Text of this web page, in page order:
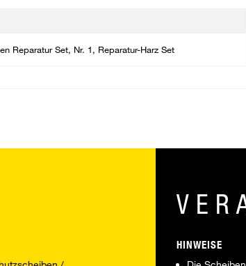
Reparatur Set, Nr. 1, Reparatur-Harz Set
HINWEISE